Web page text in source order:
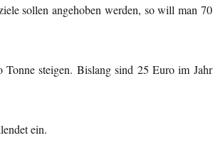
sollen angehoben werden, so will man 70
steigen. Bislang sind 25 Euro im Jahr
ein.